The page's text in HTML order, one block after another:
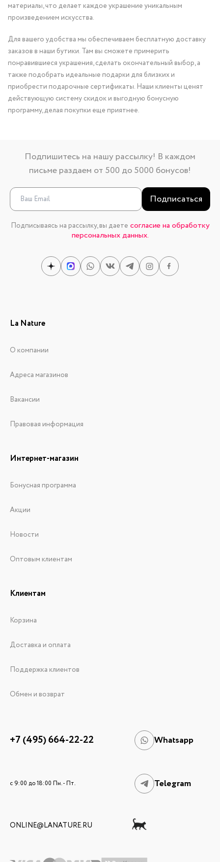
материалы, что делает каждое украшение уникальным
произведением искусства.
Для вашего удобства мы обеспечиваем бесплатную доставку
заказов в наши бутики. Там вы сможете примерить
понравившиеся украшения, сделать окончательный выбор, а
также подобрать идеальные подарки для близких и
приобрести подарочные сертификаты. Наши клиенты ценят
действующую систему скидок и выгодную бонусную
программу, делая покупки еще приятнее.
Подпишитесь на нашу рассылку! В каждом
письме раздаем от 500 до 5000 бонусов!
Подписаться
Подписываясь на рассылку, вы даете согласие на обработку
персональных данных.
La Nature
О компании
Адреса магазинов
Вакансии
Правовая информация
Интернет-магазин
Бонусная программа
Акции
Новости
Оптовым клиентам
Клиентам
Корзина
Доставка и оплата
Поддержка клиентов
Обмен и возврат
+7 (495) 664-22-22 Whatsapp
c 9:00 до 18:00 Пн. - Пт. Telegram
ONLINE@LANATURE.RU